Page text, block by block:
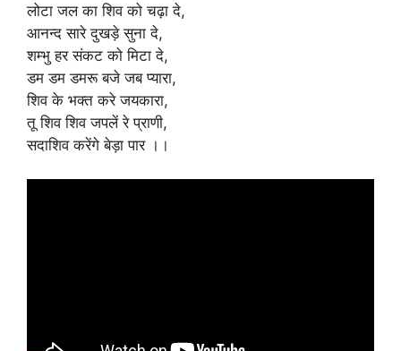
लोटा जल का शिव को चढ़ा दे,
आनन्द सारे दुखड़े सुना दे,
शम्भु हर संकट को मिटा दे,
डम डम डमरू बजे जब प्यारा,
शिव के भक्त करे जयकारा,
तू शिव शिव जपलें रे प्राणी,
सदाशिव करेंगे बेड़ा पार ।।